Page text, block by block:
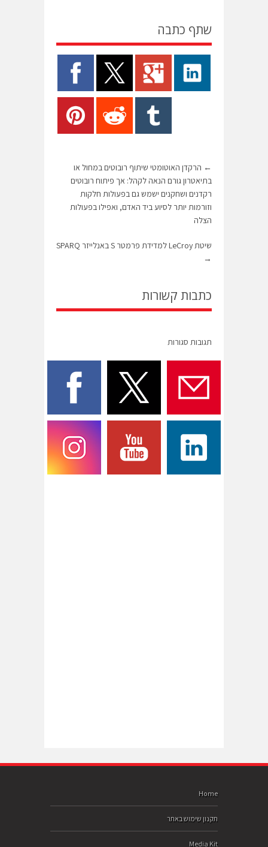
שתף כתבה
← הרקדן האוטומטי שיתוף רובוטים במחול או
בתיאטרון גורם הנאה לקהל: אך פיתוח רובוטים
רקדנים ושחקנים ישמש גם בפעולות חלקות
וזורמות יותר לסיוע ביד האדם, ואפילו בפעולות
הצלה
שיטת LeCroy למדידת פרמטר S באנלייזר SPARQ
→
כתבות קשורות
תגובות סגורות
Home
תקנון שימוש באתר
Media Kit